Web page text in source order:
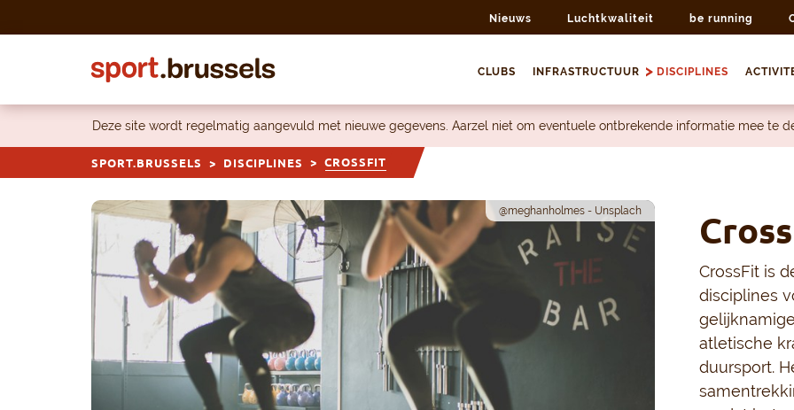
Nieuws Luchtkwaliteit be running
CLUBS INFRASTRUCTUUR DISCIPLINES
Deze site wordt regelmatig aangevuld met nieuwe gegevens. Aarzel niet om eventuele ontbrekende informatie mee te
SPORT.BRUSSELS DISCIPLINES CROSSFIT
@meghanholmes - Unsplach
CrossFit is
disciplines
atletische
duursport.